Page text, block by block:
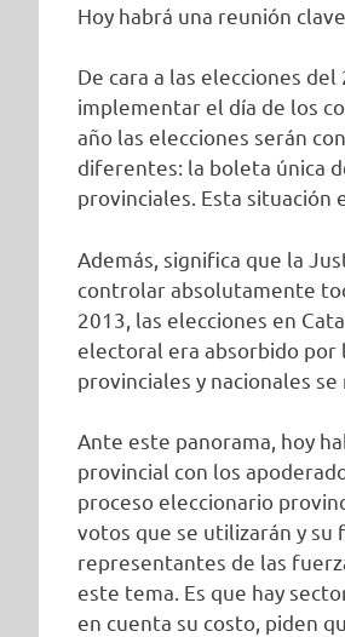
Hoy habrá una reunión
De cara a las elecciones
implementar el día de los
año las elecciones serán
diferentes: la boleta única
provinciales. Esta situación
Además, significa que la
controlar absolutamente
2013, las elecciones en
electoral era absorbido por
provinciales y nacionales
Ante este panorama, hoy
provincial con los
proceso eleccionario
votos que se utilizarán y
representantes de las
este tema. Es que hay
en cuenta su costo, piden